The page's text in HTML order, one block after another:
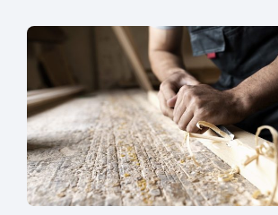
male vrijednosti u ukupnom iznosu od
Program je namijenjen subjektima
registriranim za ugostiteljske i/ili
obiteljskim poljoprivrednim
gospodarstvima/poljoprivrednicima koja
za pružanje […]